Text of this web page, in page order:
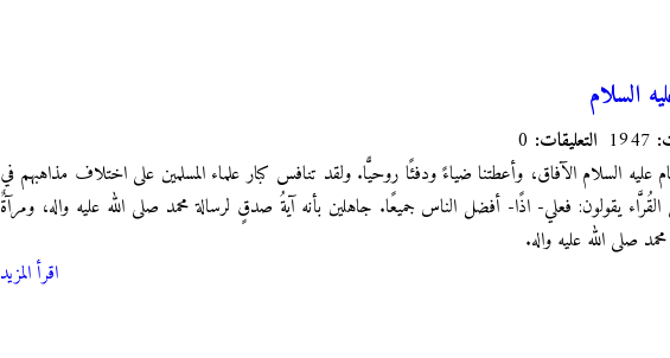
السلام
التعليقات:
السلام الآفاق، وأعطتنا ضياءً ودفئًا روحيًّا. ولقد تنافس كبار علماء المسلمين على اختلاف مذاهبهم في
يقولون: فعلي- اذًا- أفضل الناس جميعًا. جاهلين بأنه آيةُ صدقٍ لرسالة محمد صلى الله عليه واله، ومرآةٌ
صلى الله عليه واله.
اقرأ المزيد